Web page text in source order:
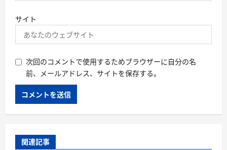
サイト
次回のコメントで使用するためブラウザーに自分の名
前、メールアドレス、サイトを保存する。
関連記事